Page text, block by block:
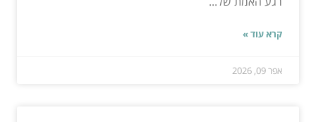
קרא עוד »
אפר 09, 2026